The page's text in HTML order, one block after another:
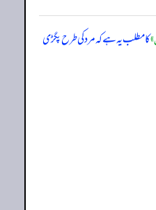
کا مطلب یہ ہے کہ مرد کی طرح پگڑی